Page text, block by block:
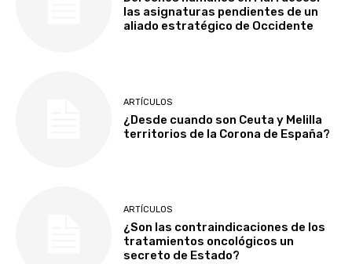
las asignaturas pendientes de un
aliado estratégico de Occidente
ARTÍCULOS
¿Desde cuando son Ceuta y Melilla
territorios de la Corona de España?
ARTÍCULOS
¿Son las contraindicaciones de los
tratamientos oncológicos un
secreto de Estado?